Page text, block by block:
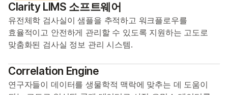
Clarity LIMS 소프트웨어
유전체학 검사실이 샘플을 추적하고 워크플로우를
효율적이고 안전하게 관리할 수 있도록 지원하는 고도로
맞춤화된 검사실 정보 관리 시스템.
Correlation Engine
연구자들이 데이터를 생물학적 맥락에 맞추는 데 도움이